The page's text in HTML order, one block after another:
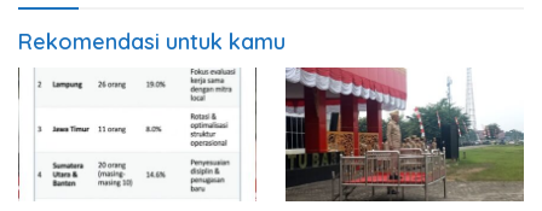
Rekomendasi untuk kamu